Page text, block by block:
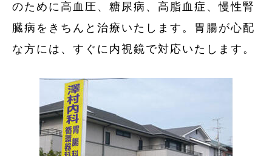
のために高血圧、糖尿病、高脂血症、慢性腎
臓病をきちんと治療いたします。胃腸が心配
な方には、すぐに内視鏡で対応いたします。